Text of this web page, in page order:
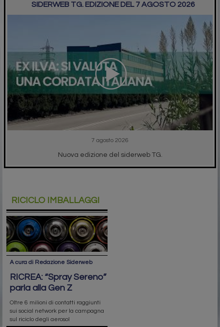
SIDERWEB TG. EDIZIONE DEL 7 AGOSTO 2026
7 agosto 2026
Nuova edizione del siderweb TG.
RICICLO IMBALLAGGI
A cura di Redazione Siderweb
RICREA: “Spray Sereno”
parla alla Gen Z
Oltre 6 milioni di contatti raggiunti
sui social network per la campagna
sul riciclo degli aerosol